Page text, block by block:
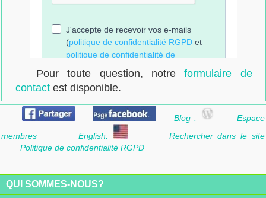
Pour toute question, notreformulaire de
contactest disponible.
Blog :
Espace
membres
English:
Rechercher dans le site
Politique de confidentialité RGPD
QUI SOMMES-NOUS?